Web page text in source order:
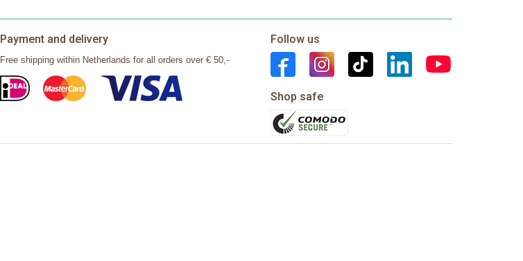
Payment and delivery
Free shipping within Netherlands for all orders over € 50,-
Follow us
Shop safe